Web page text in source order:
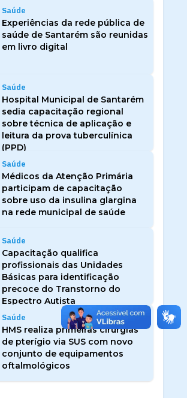
Saúde
Experiências da rede pública de
saúde de Santarém são reunidas
em livro digital
Saúde
Hospital Municipal de Santarém
sedia capacitação regional
sobre técnica de aplicação e
leitura da prova tuberculínica
(PPD)
Saúde
Médicos da Atenção Primária
participam de capacitação
sobre uso da insulina glargina
na rede municipal de saúde
Saúde
Capacitação qualifica
profissionais das Unidades
Básicas para identificação
precoce do Transtorno do
Espectro Autista
Saúde
HMS realiza primeiras cirurgias
de pterígio via SUS com novo
conjunto de equipamentos
oftalmológicos